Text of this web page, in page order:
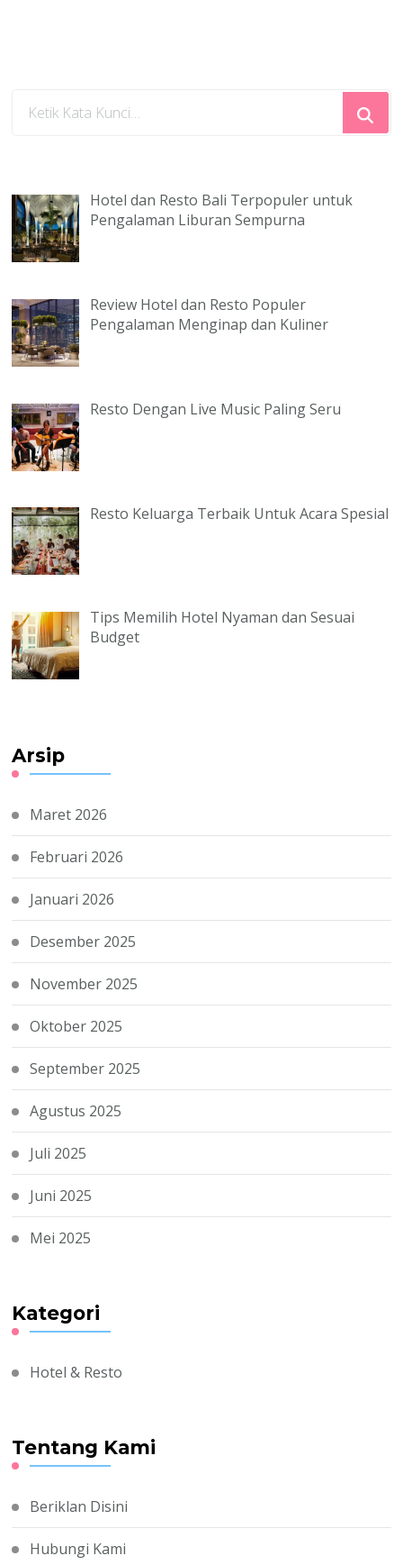
Hotel dan Resto Bali Terpopuler untuk
Pengalaman Liburan Sempurna
Review Hotel dan Resto Populer
Pengalaman Menginap dan Kuliner
Resto Dengan Live Music Paling Seru
Resto Keluarga Terbaik Untuk Acara Spesial
Tips Memilih Hotel Nyaman dan Sesuai
Budget
Arsip
Maret 2026
Februari 2026
Januari 2026
Desember 2025
November 2025
Oktober 2025
September 2025
Agustus 2025
Juli 2025
Juni 2025
Mei 2025
Kategori
Hotel & Resto
Tentang Kami
Beriklan Disini
Hubungi Kami